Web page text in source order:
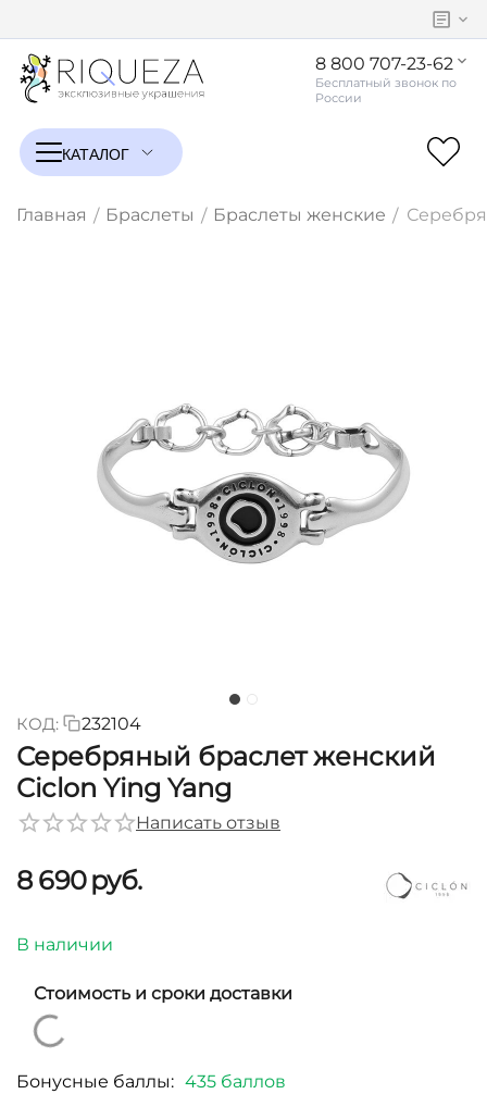
8 800 707-23-62
Главная / Браслеты / Браслеты женские /
КОД: 232104
Серебряный браслет женский
Ciclon Ying Yang
Написать отзыв
8 690руб.
В наличии
Стоимость и сроки доставки
Бонусные баллы: 435 баллов